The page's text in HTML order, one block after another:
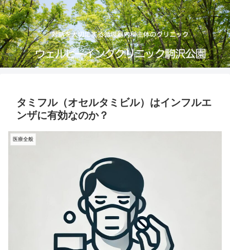
タミフル（オセルタミビル）はインフルエ
ンザに有効なのか？
医療全般